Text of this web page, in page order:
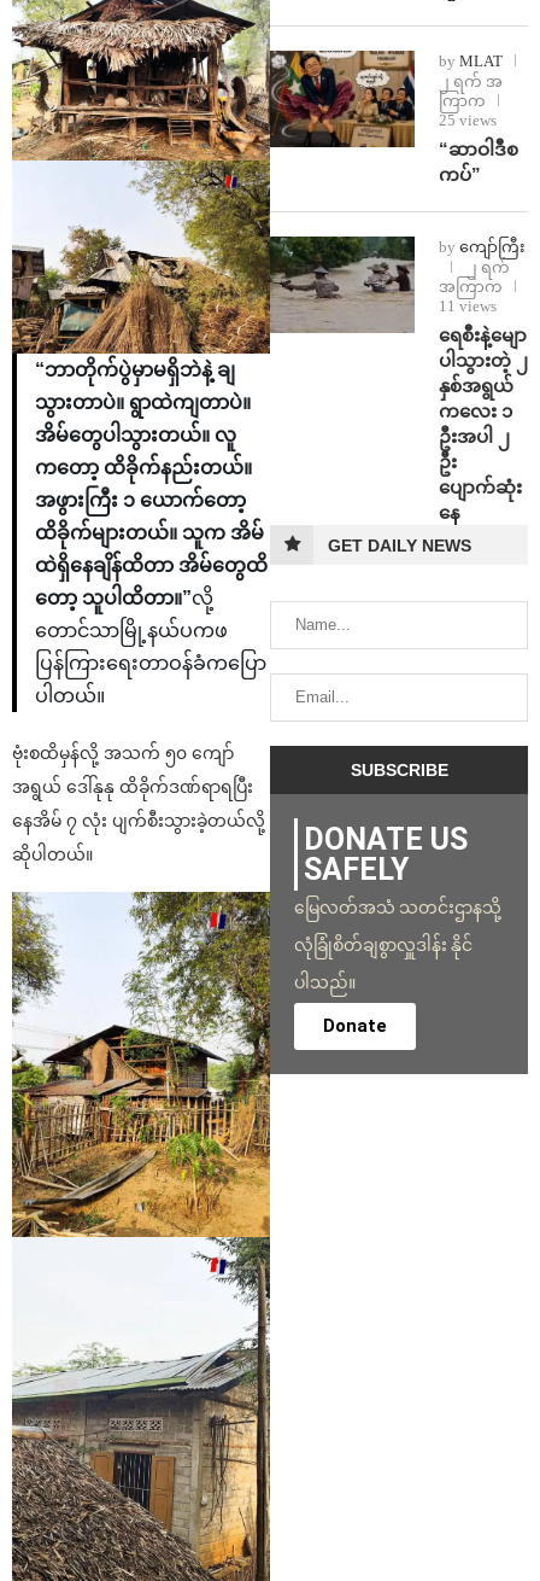
“ဘာတိုက်ပွဲမှာမရှိဘဲနဲ့ ချ
သွားတာပဲ။ ရွာထဲကျတာပဲ။
အိမ်တွေပါသွားတယ်။ လူ
ကတော့ ထိခိုက်နည်းတယ်။
အဖွားကြီး ၁ ယောက်တော့
ထိခိုက်များတယ်။ သူက အိမ်
ထဲရှိနေချိန်ထိတာ အိမ်တွေထိ
တော့ သူပါထိတာ။”လို့
တောင်သာမြို့နယ်ပကဖ
ပြန်ကြားရေးတာဝန်ခံကပြော
ပါတယ်။
ဗုံးစထိမှန်လို့ အသက် ၅၀ ကျော်
အရွယ် ဒေါ်နုနု ထိခိုက်ဒဏ်ရာရပြီး
နေအိမ် ၇ လုံး ပျက်စီးသွားခဲ့တယ်လို့
ဆိုပါတယ်။
by MLAT
၂ ရက် အ
ကြာက
25 views
“ဆာဝါဒီစ
ကပ်”
by ကျော်ကြီး
၂ ရက်
အကြာက
11 views
ရေစီးနဲ့မျော
ပါသွားတဲ့ ၂
နှစ်အရွယ်
ကလေး ၁
ဦးအပါ ၂
ဦး
ပျောက်ဆုံး
နေ
GET DAILY NEWS
DONATE US
SAFELY
မြေလတ်အသံ သတင်းဌာနသို့
လုံခြုံစိတ်ချစွာလှူဒါန်း နိုင်
ပါသည်။
Donate